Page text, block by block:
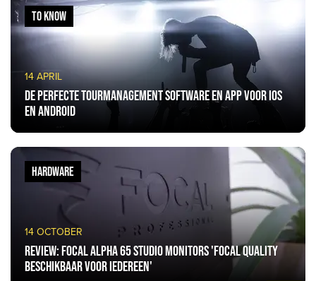
14 APRIL
De perfecte tourmanagement software en app voor iOS
en Android
TO KNOW
14 OCTOBER
Review: Focal Alpha 65 studio monitors 'Focal quality
beschikbaar voor iedereen'
HARDWARE